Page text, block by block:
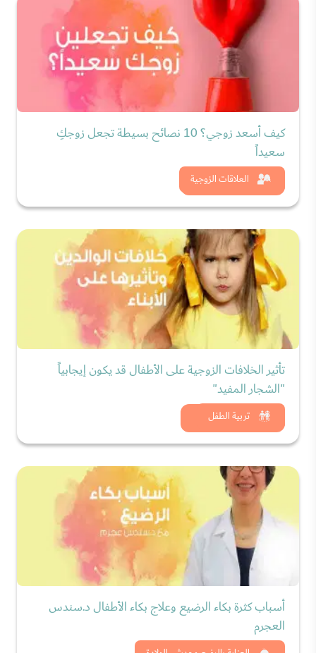
العلاقات الزوجية
كيف أسعد زوجي؟ 10 نصائح بسيطة تجعل زوجكِ
سعيداً
شاهد الان
تربية الطفل
تأثير الخلافات الزوجية على الأطفال قد يكون إيجابياً
"الشجار المفيد"
شاهد الان
أسباب كثرة بكاء الرضيع وعلاج بكاء الأطفال د.سندس
العجرم